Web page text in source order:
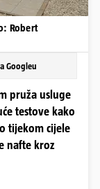
Robert
Googleu
pruža usluge
testove kako
tijekom cijele
nafte kroz